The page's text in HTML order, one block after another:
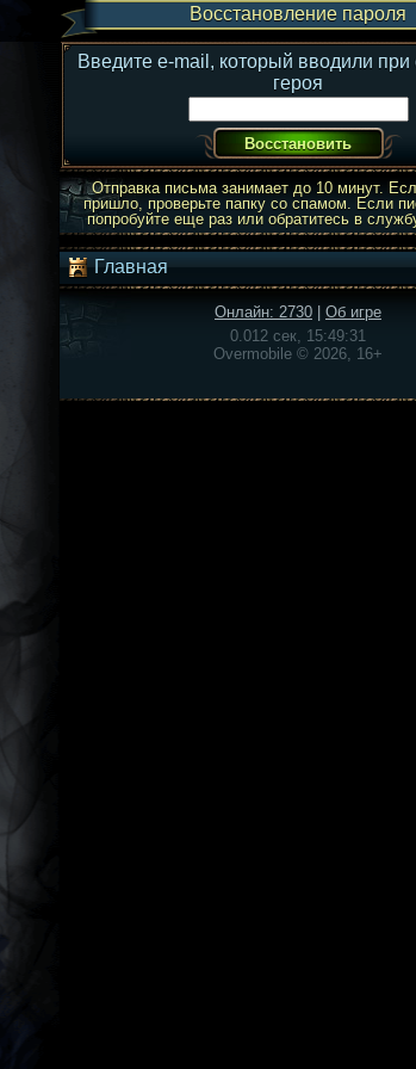
Восстановление пароля
Введите e-mail, который вводили при
героя
Отправка письма занимает до 10 минут.
пришло, проверьте папку со спамом. Если
попробуйте еще раз или обратитесь в
Главная
Онлайн: 2730
Об игре
0.012 сек, 15:49:31
Overmobile © 2026, 16+